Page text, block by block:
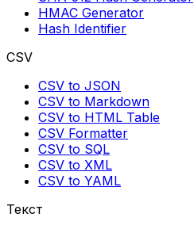
HMAC Generator
Hash Identifier
CSV
CSV to JSON
CSV to Markdown
CSV to HTML Table
CSV Formatter
CSV to SQL
CSV to XML
CSV to YAML
Текст